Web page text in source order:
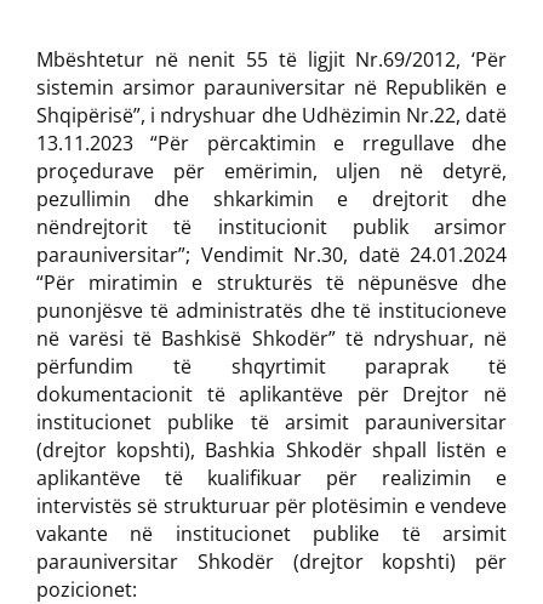
Mbështetur në nenit 55 të ligjit Nr.69/2012, ‘Për
sistemin arsimor parauniversitar në Republikën e
Shqipërisë”, i ndryshuar dhe Udhëzimin Nr.22, datë
13.11.2023 “Për përcaktimin e rregullave dhe
proçedurave për emërimin, uljen në detyrë,
pezullimin dhe shkarkimin e drejtorit dhe
nëndrejtorit të institucionit publik arsimor
parauniversitar”; Vendimit Nr.30, datë 24.01.2024
“Për miratimin e strukturës të nëpunësve dhe
punonjësve të administratës dhe të institucioneve
në varësi të Bashkisë Shkodër” të ndryshuar, në
përfundim të shqyrtimit paraprak të
dokumentacionit të aplikantëve për Drejtor në
institucionet publike të arsimit parauniversitar
(drejtor kopshti), Bashkia Shkodër shpall listën e
aplikantëve të kualifikuar për realizimin e
intervistës së strukturuar për plotësimin e vendeve
vakante në institucionet publike të arsimit
parauniversitar Shkodër (drejtor kopshti) për
pozicionet: